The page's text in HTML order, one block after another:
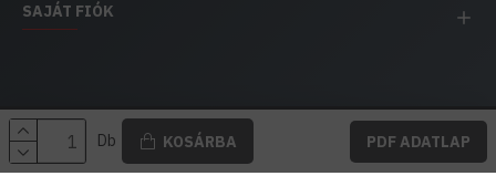
Db KOSÁRBA PDF ADATLAP
SAJÁT FIÓK
EH IMPEX / Copyright © 1991-2025 Energia Háza